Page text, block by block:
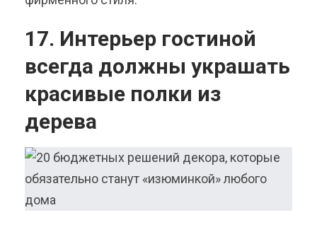
17. Интерьер гостиной
всегда должны украшать
красивые полки из
дерева